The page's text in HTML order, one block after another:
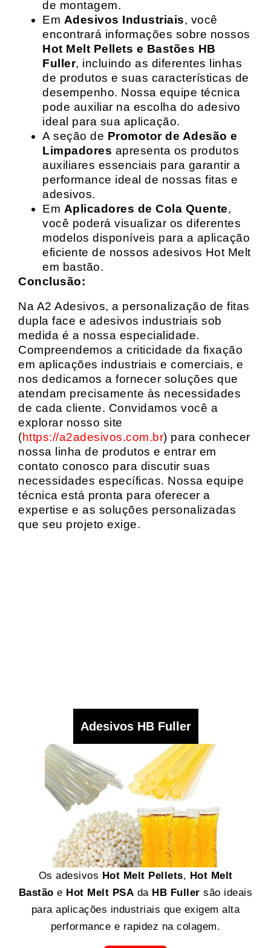
de montagem.
Em Adesivos Industriais, você
encontrará informações sobre nossos
Hot Melt Pellets e Bastões HB
Fuller, incluindo as diferentes linhas
de produtos e suas características de
desempenho. Nossa equipe técnica
pode auxiliar na escolha do adesivo
ideal para sua aplicação.
A seção de Promotor de Adesão e
Limpadores apresenta os produtos
auxiliares essenciais para garantir a
performance ideal de nossas fitas e
adesivos.
Em Aplicadores de Cola Quente,
você poderá visualizar os diferentes
modelos disponíveis para a aplicação
eficiente de nossos adesivos Hot Melt
em bastão.
Conclusão:
Na A2 Adesivos, a personalização de fitas
dupla face e adesivos industriais sob
medida é a nossa especialidade.
Compreendemos a criticidade da fixação
em aplicações industriais e comerciais, e
nos dedicamos a fornecer soluções que
atendam precisamente às necessidades
de cada cliente. Convidamos você a
explorar nosso site
(https://a2adesivos.com.br) para conhecer
nossa linha de produtos e entrar em
contato conosco para discutir suas
necessidades específicas. Nossa equipe
técnica está pronta para oferecer a
expertise e as soluções personalizadas
que seu projeto exige.
Adesivos HB Fuller
Os adesivos Hot Melt Pellets, Hot Melt
Bastão e Hot Melt PSA da HB Fuller são ideais
para aplicações industriais que exigem alta
performance e rapidez na colagem.